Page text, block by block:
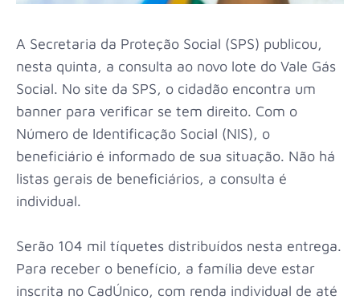
A Secretaria da Proteção Social (SPS) publicou,
nesta quinta, a consulta ao novo lote do Vale Gás
Social. No site da SPS, o cidadão encontra um
banner para verificar se tem direito. Com o
Número de Identificação Social (NIS), o
beneficiário é informado de sua situação. Não há
listas gerais de beneficiários, a consulta é
individual.
Serão 104 mil tíquetes distribuídos nesta entrega.
Para receber o benefício, a família deve estar
inscrita no CadÚnico, com renda individual de até